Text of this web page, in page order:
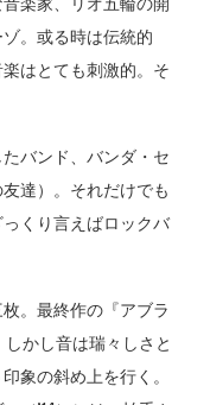
。或る時は伝統的
はとても刺激的。そ
バンド、バンダ・セ
達）。それだけでも
くり言えばロックバ
。最終作の『アブラ
かし音は瑞々しさと
象の斜め上を行く。